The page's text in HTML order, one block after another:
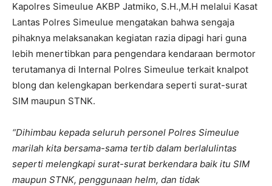
Kapolres Simeulue AKBP Jatmiko, S.H.,M.H melalui Kasat
Lantas Polres Simeulue mengatakan bahwa sengaja
pihaknya melaksanakan kegiatan razia dipagi hari guna
lebih menertibkan para pengendara kendaraan bermotor
terutamanya di Internal Polres Simeulue terkait knalpot
blong dan kelengkapan berkendara seperti surat-surat
SIM maupun STNK.
“Dihimbau kepada seluruh personel Polres Simeulue
marilah kita bersama-sama tertib dalam berlalulintas
seperti melengkapi surat-surat berkendara baik itu SIM
maupun STNK, penggunaan helm, dan tidak